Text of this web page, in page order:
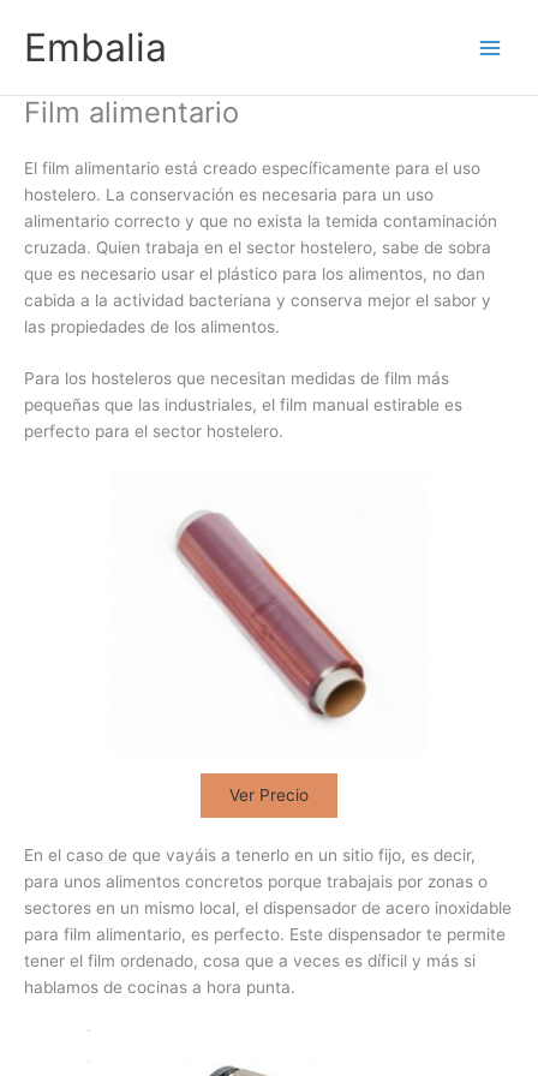
contenido
Embalia
Film alimentario
El film alimentario está creado específicamente para el uso
hostelero. La conservación es necesaria para un uso
alimentario correcto y que no exista la temida contaminación
cruzada. Quien trabaja en el sector hostelero, sabe de sobra
que es necesario usar el plástico para los alimentos, no dan
cabida a la actividad bacteriana y conserva mejor el sabor y
las propiedades de los alimentos.
Para los hosteleros que necesitan medidas de film más
pequeñas que las industriales, el film manual estirable es
perfecto para el sector hostelero.
Ver Precio
En el caso de que vayáis a tenerlo en un sitio fijo, es decir,
para unos alimentos concretos porque trabajais por zonas o
sectores en un mismo local, el dispensador de acero inoxidable
para film alimentario, es perfecto. Este dispensador te permite
tener el film ordenado, cosa que a veces es díficil y más si
hablamos de cocinas a hora punta.